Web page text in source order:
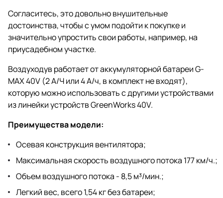
Согласитесь, это довольно внушительные
достоинства, чтобы с умом подойти к покупке и
значительно упростить свои работы, например, на
приусадебном участке.
Воздуходув работает от аккумуляторной батареи G-
MAX 40V (2 А/Ч или 4 А/ч, в комплект не входят),
которую можно использовать с другими устройствами
из линейки устройств GreenWorks 40V.
Преимущества модели:
Осевая конструкция вентилятора;
Максимальная скорость воздушного потока 177 км/ч.;
Объем воздушного потока - 8,5 м³/мин.;
Легкий вес, всего 1,54 кг без батареи;